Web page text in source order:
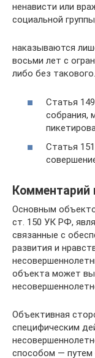
ненависти или
социальной
наказываются
восьми лет с
либо без такового.
Статья
собрания,
Статья
Комментарий
Основным
ст. 150 УК РФ,
связанные с
развития и
объекта может
Объективная
специфическим
способом — путем